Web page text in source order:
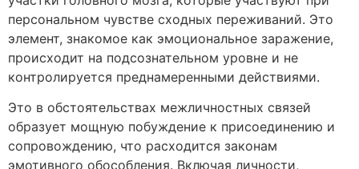
персональном чувстве сходных переживаний. Это
элемент, знакомое как эмоциональное заражение,
происходит на подсознательном уровне и не
контролируется преднамеренными действиями.
Это в обстоятельствах межличностных связей
образует мощную побуждение к присоединению и
сопровождению, что расходится законам
эмотивного обособления. Включая личности,